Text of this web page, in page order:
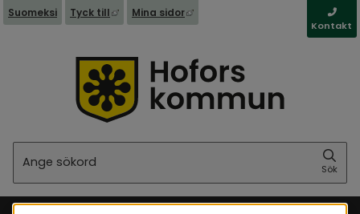
Suomeksi Tyck till Länk till annan webbplats, öppnas i nytt
Mina sidor Länk till annan webbplats,
Kontakt
Sök